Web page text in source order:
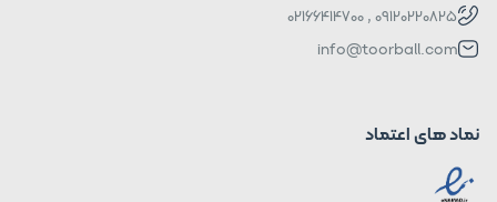
09120220825 , 02166414700
info@toorball.com
نماد های اعتماد